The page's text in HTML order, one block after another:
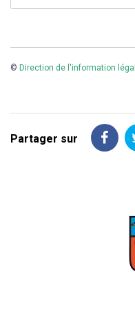
© Direction de l'information
Partager sur